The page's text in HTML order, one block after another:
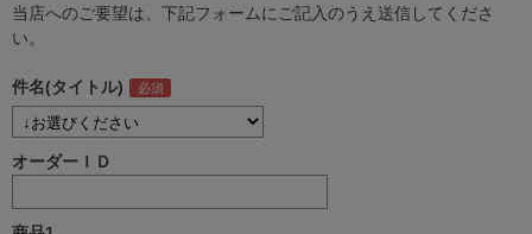
当店へのご要望は、下記フォームにご記入のうえ送信してくださ
い。
件名(タイトル)
オーダーＩＤ